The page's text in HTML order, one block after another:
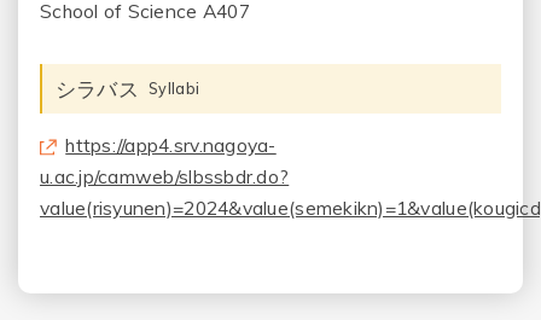
School of Science A407
シラバス Syllabi
https://app4.srv.nagoya-
u.ac.jp/camweb/slbssbdr.do?